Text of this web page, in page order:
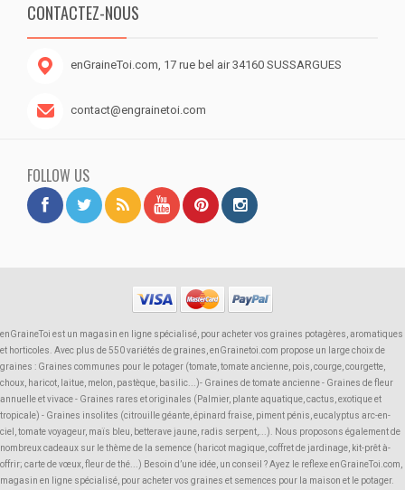
CONTACTEZ-NOUS
enGraineToi.com, 17 rue bel air 34160 SUSSARGUES
contact@engrainetoi.com
FOLLOW US
enGraineToi est un magasin en ligne spécialisé, pour acheter vos graines potagères, aromatiques
et horticoles. Avec plus de 550 variétés de graines, enGrainetoi.com propose un large choix de
graines : Graines communes pour le potager (tomate, tomate ancienne, pois, courge, courgette,
choux, haricot, laitue, melon, pastèque, basilic...)- Graines de tomate ancienne - Graines de fleur
annuelle et vivace - Graines rares et originales (Palmier, plante aquatique, cactus, exotique et
tropicale) - Graines insolites (citrouille géante, épinard fraise, piment pénis, eucalyptus arc-en-
ciel, tomate voyageur, maïs bleu, betterave jaune, radis serpent,...). Nous proposons également de
nombreux cadeaux sur le thème de la semence (haricot magique, coffret de jardinage, kit-prêt à-
offrir; carte de vœux, fleur de thé...) Besoin d’une idée, un conseil ? Ayez le reflexe enGraineToi.com,
magasin en ligne spécialisé, pour acheter vos graines et semences pour la maison et le potager.